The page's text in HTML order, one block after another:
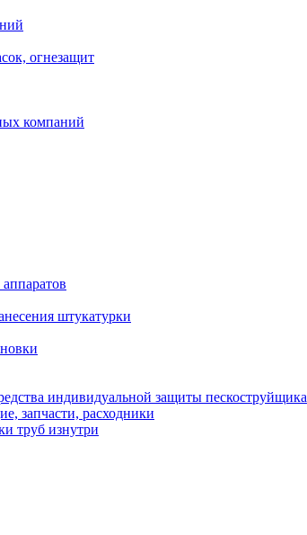
огнезащит
компаний
штукатурки
индивидуальной защиты пескоструйщика
запчасти, расходники
труб изнутри